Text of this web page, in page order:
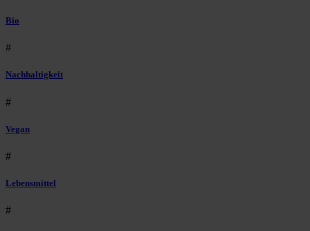
Bio
#
Nachhaltigkeit
#
Vegan
#
Lebensmittel
#